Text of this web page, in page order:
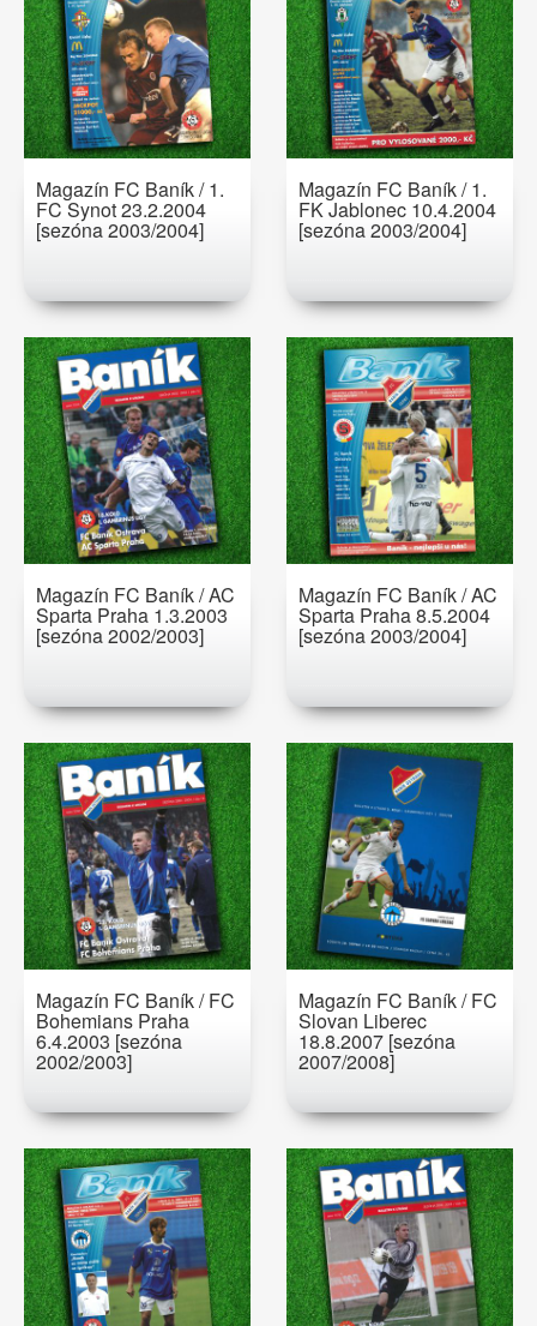
Magazín FC Baník / 1.
FC Synot 23.2.2004
[sezóna 2003/2004]
Magazín FC Baník / 1.
FK Jablonec 10.4.2004
[sezóna 2003/2004]
Magazín FC Baník / AC
Sparta Praha 1.3.2003
[sezóna 2002/2003]
Magazín FC Baník / AC
Sparta Praha 8.5.2004
[sezóna 2003/2004]
Magazín FC Baník / FC
Bohemians Praha
6.4.2003 [sezóna
2002/2003]
Magazín FC Baník / FC
Slovan Liberec
18.8.2007 [sezóna
2007/2008]